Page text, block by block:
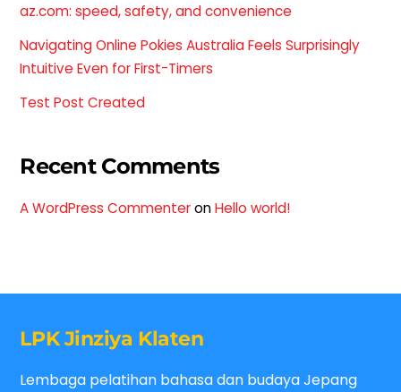
az.com: speed, safety, and convenience
Navigating Online Pokies Australia Feels Surprisingly
Intuitive Even for First-Timers
Test Post Created
Recent Comments
A WordPress CommenteronHello world!
LPK Jinziya Klaten
Lembaga pelatihan bahasa dan budaya Jepang